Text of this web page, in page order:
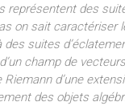
représentent des
on sait caractériser
suites
champ de
d’une
des objets